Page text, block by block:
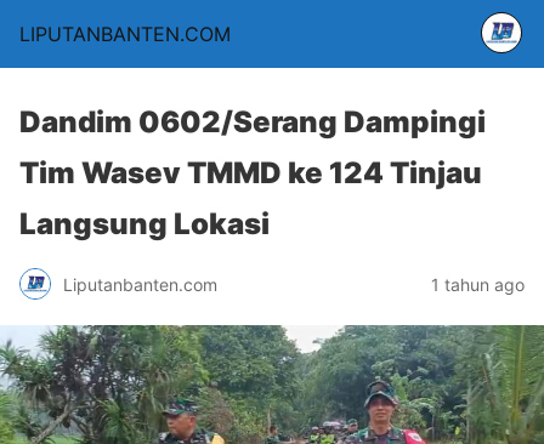
LIPUTANBANTEN.COM
Dandim 0602/Serang Dampingi
Tim Wasev TMMD ke 124 Tinjau
Langsung Lokasi
Liputanbanten.com 1 tahun ago